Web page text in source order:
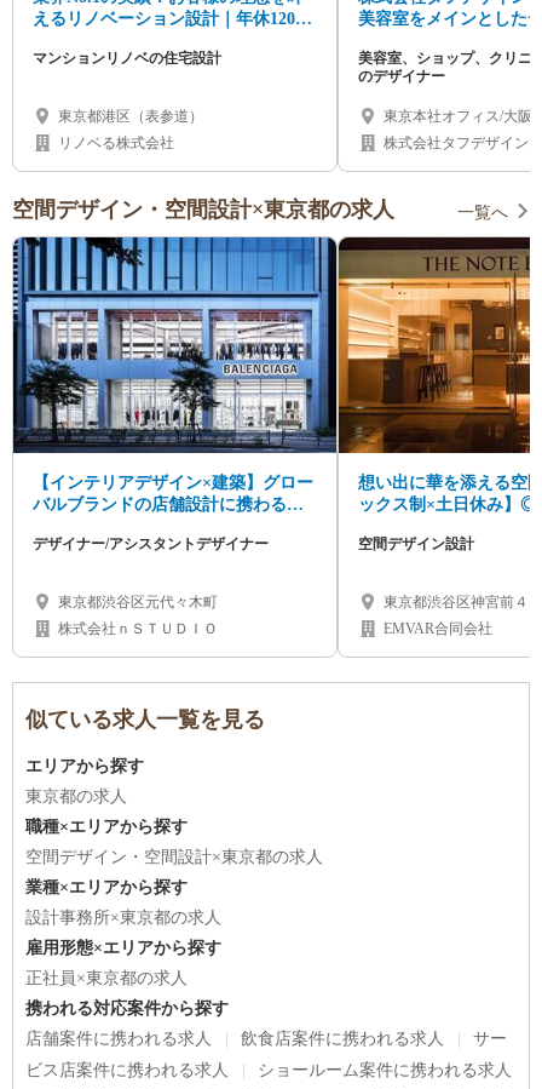
えるリノベーション設計｜年休120
パス
マンションリノベの住宅設計
東京都港区（表参道）
リノベる株式会社
美容室をメインとした
美容室、ショップ、クリニ
のデザイナー
東京本社オフィス/大阪
オフィス/福岡オフィス/
株式会社タフデザイン
空間デザイン・空間設計×東京都の求人 一覧へ
【インテリアデザイン×建築】グロー
バルブランドの店舗設計に携わるデ
デザイナー/アシスタントデザイナー
東京都渋谷区元代々木町
株式会社ｎＳＴＵＤＩＯ
想い出に華を添える空
ックス制×土日休み】
ナー募集！
空間デザイン設計
東京都渋谷区神宮前４−
EMVAR合同会社
似ている求人一覧を見る
エリアから探す
東京都の求人
職種×エリアから探す
空間デザイン・空間設計×東京都の求人
業種×エリアから探す
設計事務所×東京都の求人
雇用形態×エリアから探す
正社員×東京都の求人
携われる対応案件から探す
店舗案件に携われる求人
飲食店案件に携われる求人
サー
ビス店案件に携われる求人
ショールーム案件に携われる求人